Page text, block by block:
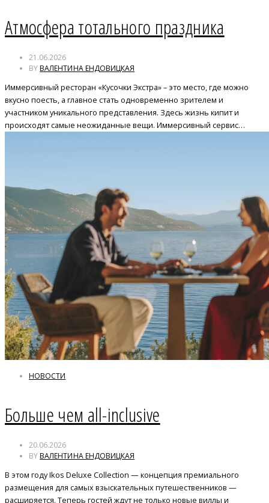
Атмосфера тотального праздника
21.06.2026
BYВАЛЕНТИНА ЕНДОВИЦКАЯ
Иммерсивный ресторан «Кусочки Экстра» – это место, где можно
вкусно поесть, а главное стать одновременно зрителем и
участником уникального представления. Здесь жизнь кипит и
происходят самые неожиданные вещи. Иммерсивный сервис…
НОВОСТИ
Больше чем all-inclusive
20.06.2026
BYВАЛЕНТИНА ЕНДОВИЦКАЯ
В этом году Ikos Deluxe Collection — концепция премиального
размещения для самых взыскательных путешественников —
расширяется. Теперь гостей ждут не только новые виллы и